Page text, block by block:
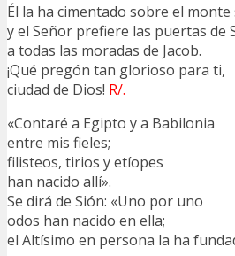
Él la ha cimentado sobre el monte
y el Señor prefiere las puertas de
a todas las moradas de Jacob.
¡Qué pregón tan glorioso para ti,
ciudad de Dios! R/.
«Contaré a Egipto y a Babilonia
entre mis fieles;
filisteos, tirios y etíopes
han nacido allí».
Se dirá de Sión: «Uno por uno
odos han nacido en ella;
el Altísimo en persona la ha